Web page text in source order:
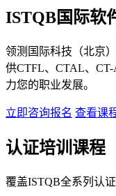
ISTQB国际软
领测国际科技（北京
供CTFL、CTAL、
力您的职业发展。
立即咨询报名 查看课
认证培训课程
覆盖ISTQB全系列认